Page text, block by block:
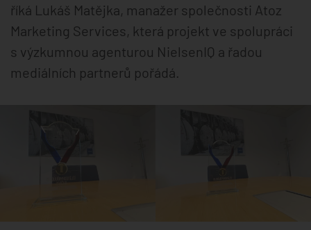
říká Lukáš Matějka, manažer společnosti Atoz
Marketing Services, která projekt ve spolupráci
s výzkumnou agenturou NielsenIQ a řadou
mediálních partnerů pořádá.